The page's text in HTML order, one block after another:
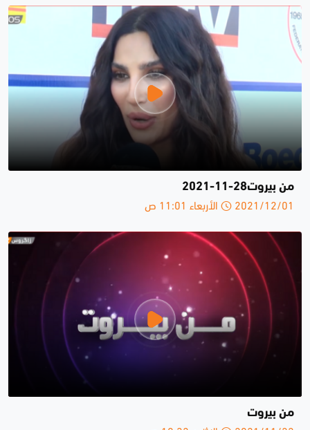
من بيروت28-11-2021
2021/12/01 الأربعاء 11:01 ص
من بيروت